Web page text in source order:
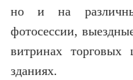
но и на
фотосессии,
витринах
зданиях.